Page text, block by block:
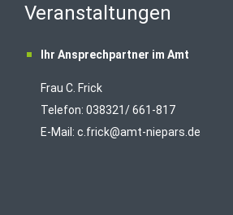
Veranstaltungen
Ihr Ansprechpartner im Amt
Frau C. Frick
Telefon: 038321/ 661-817
E-Mail: c.frick@amt-niepars.de